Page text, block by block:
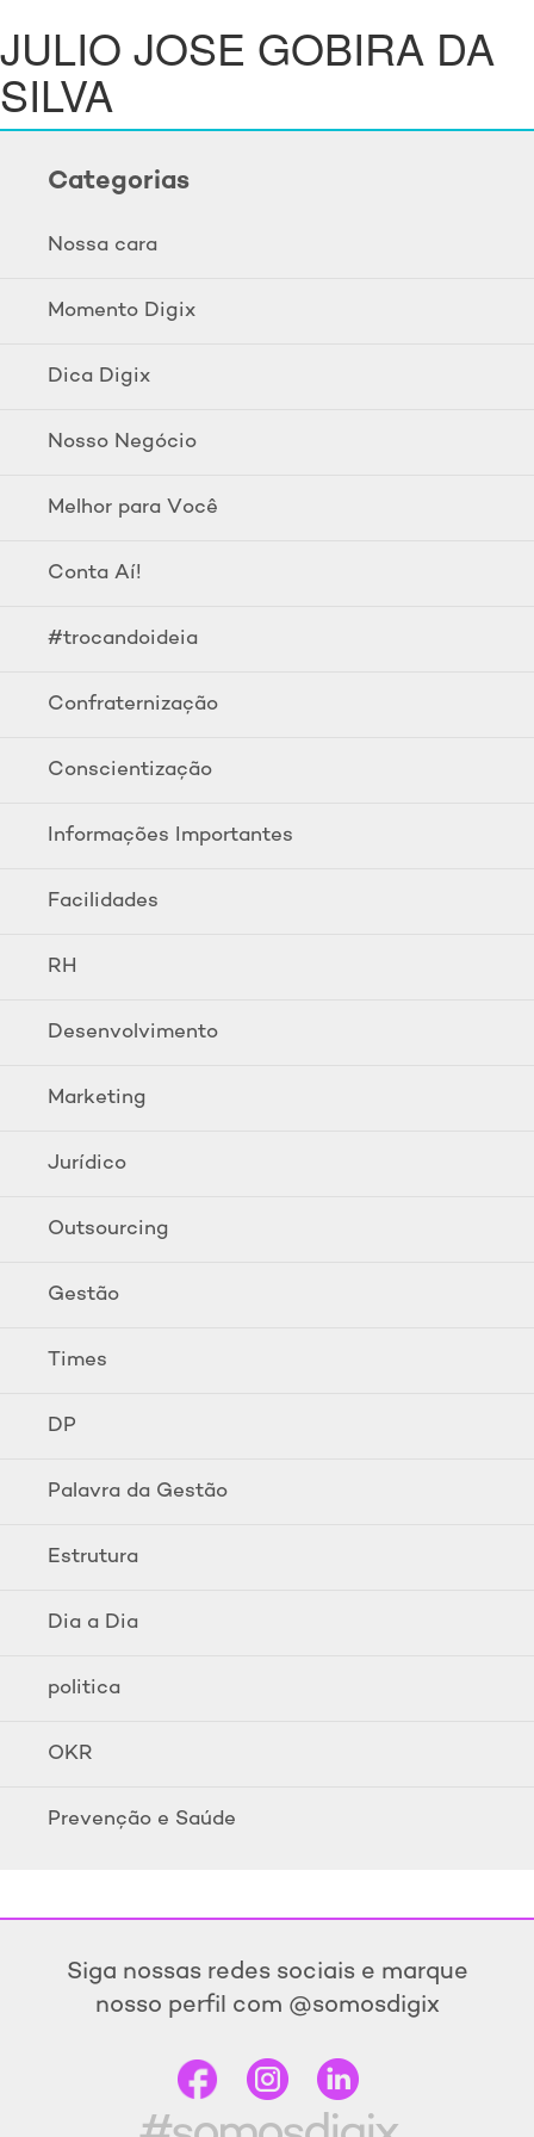
JULIO JOSE GOBIRA DA
SILVA
Categorias
Nossa cara
Momento Digix
Dica Digix
Nosso Negócio
Melhor para Você
Conta Aí!
#trocandoideia
Confraternização
Conscientização
Informações Importantes
Facilidades
RH
Desenvolvimento
Marketing
Jurídico
Outsourcing
Gestão
Times
DP
Palavra da Gestão
Estrutura
Dia a Dia
politica
OKR
Prevenção e Saúde
Siga nossas redes sociais e marque
nosso perfil com @somosdigix